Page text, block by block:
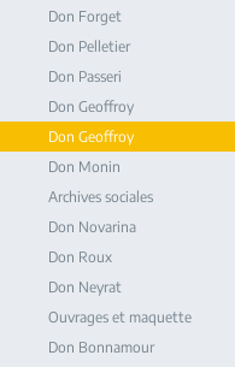
Don Forget
Don Pelletier
Don Passeri
Don Geoffroy
Don Geoffroy
Don Monin
Archives sociales
Don Novarina
Don Roux
Don Neyrat
Ouvrages et maquette
Don Bonnamour